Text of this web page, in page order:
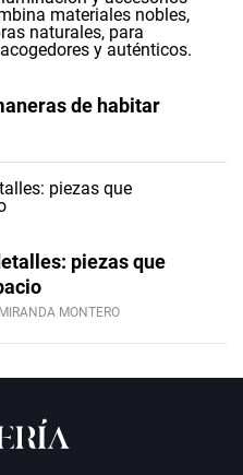
de habitar
piezas que
MONTERO